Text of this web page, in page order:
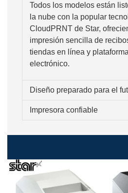
Todos los modelos están
la nube con la popular
CloudPRNT de Star,
impresión sencilla de
tiendas en línea y
electrónico.
Diseño preparado para el
Impresora confiable